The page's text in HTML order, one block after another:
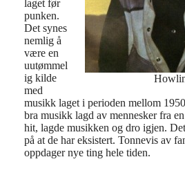
laget før
punken.
Det synes
nemlig å
være en
uutømmel
ig kilde
med
musikk laget i perioden mellom
bra musikk lagd av mennesker fra
hit, lagde musikken og dro igjen.
på at de har eksistert. Tonnevis av
oppdager nye ting hele tiden.